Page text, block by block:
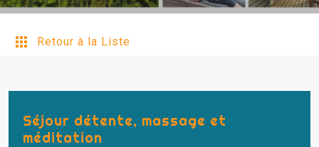
Retour à la Liste
Séjour détente, massage et
méditation